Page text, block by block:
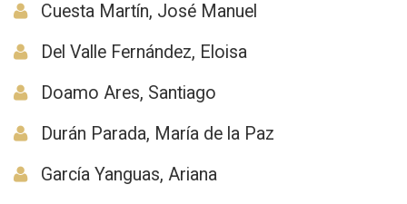
Cuesta Martín, José Manuel
Del Valle Fernández, Eloisa
Doamo Ares, Santiago
Durán Parada, María de la Paz
García Yanguas, Ariana